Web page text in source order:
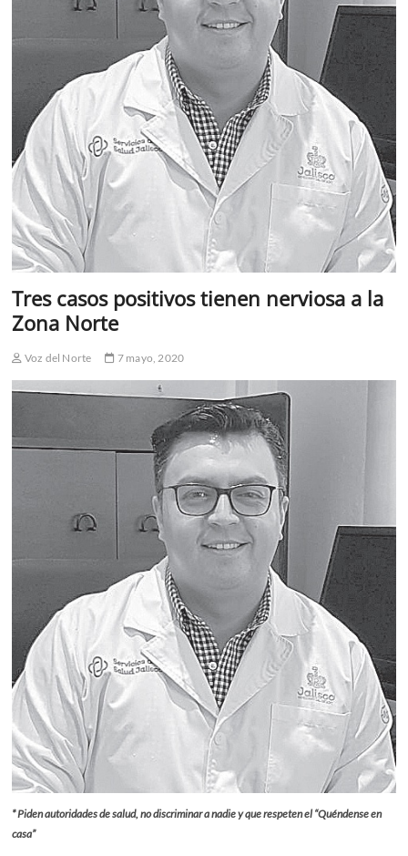
Tres casos positivos tienen nerviosa a la
Zona Norte
Voz del Norte 7 mayo, 2020
* Piden autoridades de salud, no discriminar a nadie y que respeten el “Quéndense en
casa”